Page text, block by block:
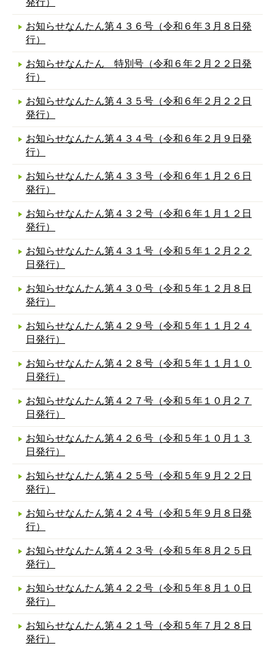
発行）
お知らせなんたん第４３６号（令和６年３月８日発
行）
お知らせなんたん 特別号（令和６年２月２２日発
行）
お知らせなんたん第４３５号（令和６年２月２２日
発行）
お知らせなんたん第４３４号（令和６年２月９日発
行）
お知らせなんたん第４３３号（令和６年１月２６日
発行）
お知らせなんたん第４３２号（令和６年１月１２日
発行）
お知らせなんたん第４３１号（令和５年１２月２２
日発行）
お知らせなんたん第４３０号（令和５年１２月８日
発行）
お知らせなんたん第４２９号（令和５年１１月２４
日発行）
お知らせなんたん第４２８号（令和５年１１月１０
日発行）
お知らせなんたん第４２７号（令和５年１０月２７
日発行）
お知らせなんたん第４２６号（令和５年１０月１３
日発行）
お知らせなんたん第４２５号（令和５年９月２２日
発行）
お知らせなんたん第４２４号（令和５年９月８日発
行）
お知らせなんたん第４２３号（令和５年８月２５日
発行）
お知らせなんたん第４２２号（令和５年８月１０日
発行）
お知らせなんたん第４２１号（令和５年７月２８日
発行）